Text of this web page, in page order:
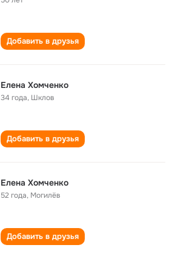
Добавить в друзья
Елена Хомченко
34 года, Шклов
Добавить в друзья
Елена Хомченко
52 года, Могилёв
Добавить в друзья